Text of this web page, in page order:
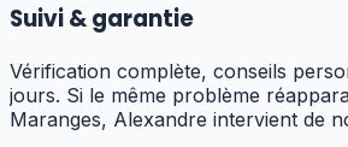
Suivi & garantie
Vérification complète, conseils
jours. Si le même problème
Maranges, Alexandre intervient de